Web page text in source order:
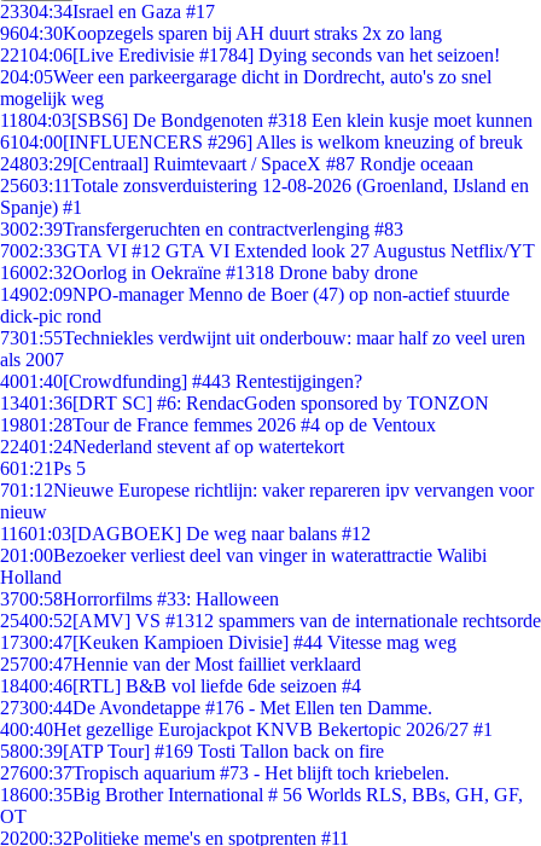
23304:34Israel en Gaza #17
9604:30Koopzegels sparen bij AH duurt straks 2x zo lang
22104:06[Live Eredivisie #1784] Dying seconds van het seizoen!
204:05Weer een parkeergarage dicht in Dordrecht, auto's zo snel
mogelijk weg
11804:03[SBS6] De Bondgenoten #318 Een klein kusje moet kunnen
6104:00[INFLUENCERS #296] Alles is welkom kneuzing of breuk
24803:29[Centraal] Ruimtevaart / SpaceX #87 Rondje oceaan
25603:11Totale zonsverduistering 12-08-2026 (Groenland, IJsland en
Spanje) #1
3002:39Transfergeruchten en contractverlenging #83
7002:33GTA VI #12 GTA VI Extended look 27 Augustus Netflix/YT
16002:32Oorlog in Oekraïne #1318 Drone baby drone
14902:09NPO-manager Menno de Boer (47) op non-actief stuurde
dick-pic rond
7301:55Techniekles verdwijnt uit onderbouw: maar half zo veel uren
als 2007
4001:40[Crowdfunding] #443 Rentestijgingen?
13401:36[DRT SC] #6: RendacGoden sponsored by TONZON
19801:28Tour de France femmes 2026 #4 op de Ventoux
22401:24Nederland stevent af op watertekort
601:21Ps 5
701:12Nieuwe Europese richtlijn: vaker repareren ipv vervangen voor
nieuw
11601:03[DAGBOEK] De weg naar balans #12
201:00Bezoeker verliest deel van vinger in waterattractie Walibi
Holland
3700:58Horrorfilms #33: Halloween
25400:52[AMV] VS #1312 spammers van de internationale rechtsorde
17300:47[Keuken Kampioen Divisie] #44 Vitesse mag weg
25700:47Hennie van der Most failliet verklaard
18400:46[RTL] B&B vol liefde 6de seizoen #4
27300:44De Avondetappe #176 - Met Ellen ten Damme.
400:40Het gezellige Eurojackpot KNVB Bekertopic 2026/27 #1
5800:39[ATP Tour] #169 Tosti Tallon back on fire
27600:37Tropisch aquarium #73 - Het blijft toch kriebelen.
18600:35Big Brother International # 56 Worlds RLS, BBs, GH, GF,
OT
20200:32Politieke meme's en spotprenten #11